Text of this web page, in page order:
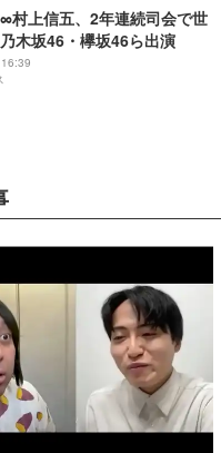
村上信五、2年連続司会で世
木坂46・欅坂46ら出演